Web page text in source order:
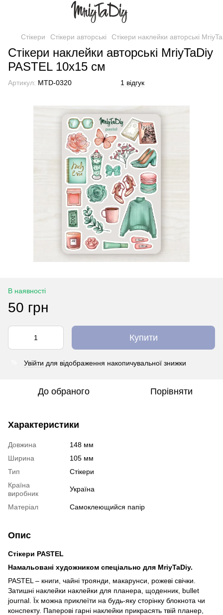
Стікери Стікери авторські Стікери наклейки авторські
Стікери наклейки авторські MriyTaDiy
PASTEL 10х15 см
Артикул: MTD-0320 1 відгук
В наявності
50 грн
Купити
Увійти для відображення накопичувальної знижки
До обраного Порівняти
Характеристики
Довжина
148 мм
Ширина
105 мм
Тип
Стікери
Країна
виробник
Україна
Матеріал Самоклеющийся папір
Опис
Стікери PASTEL
Намальовані художником спеціально для MriyTaDiy.
PASTEL – книги, чайні троянди, макарунси, рожеві свічки.
Затишні наклейки наклейки для планера, щоденник, bullet
journal. Їх можна приклеїти на будь-яку сторінку блокнота чи
конспекту. Паперові гарні наклейки прикрасять твій планер,